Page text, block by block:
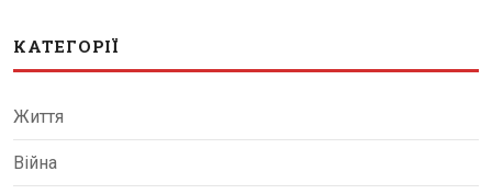
КАТЕГОРІЇ
Життя
Війна